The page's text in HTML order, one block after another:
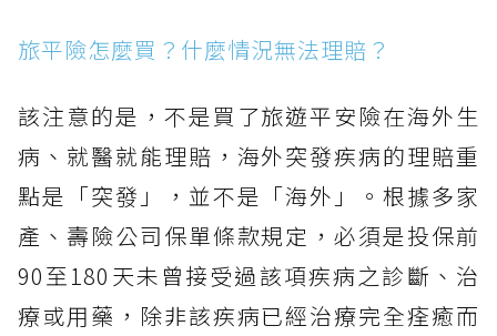
旅平險怎麼買？什麼情況無法理賠？
該注意的是，不是買了旅遊平安險在海外生
病、就醫就能理賠，海外突發疾病的理賠重
點是「突發」，並不是「海外」。根據多家
產、壽險公司保單條款規定，必須是投保前
90至180天未曾接受過該項疾病之診斷、治
療或用藥，除非該疾病已經治療完全痊癒而